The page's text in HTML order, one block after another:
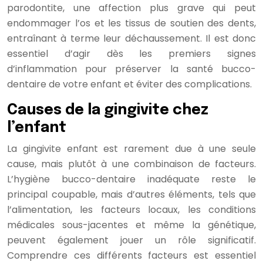
parodontite, une affection plus grave qui peut
endommager l’os et les tissus de soutien des dents,
entraînant à terme leur déchaussement. Il est donc
essentiel d’agir dès les premiers signes
d’inflammation pour préserver la santé bucco-
dentaire de votre enfant et éviter des complications.
Causes de la gingivite chez
l’enfant
La gingivite enfant est rarement due à une seule
cause, mais plutôt à une combinaison de facteurs.
L’hygiène bucco-dentaire inadéquate reste le
principal coupable, mais d’autres éléments, tels que
l’alimentation, les facteurs locaux, les conditions
médicales sous-jacentes et même la génétique,
peuvent également jouer un rôle significatif.
Comprendre ces différents facteurs est essentiel